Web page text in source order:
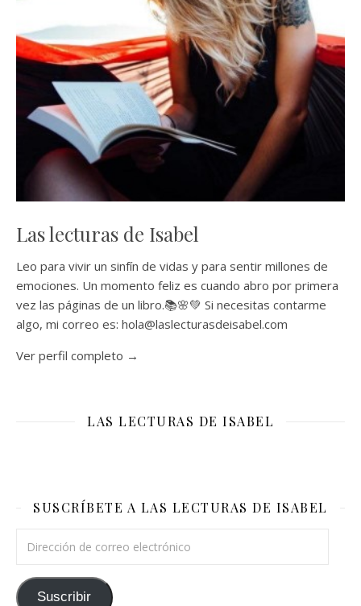
Las lecturas de Isabel
Leo para vivir un sinfín de vidas y para sentir millones de
emociones. Un momento feliz es cuando abro por primera
vez las páginas de un libro.📚🌸💚 Si necesitas contarme
algo, mi correo es: hola@laslecturasdeisabel.com
Ver perfil completo →
LAS LECTURAS DE ISABEL
SUSCRÍBETE A LAS LECTURAS DE ISABEL
Suscribir